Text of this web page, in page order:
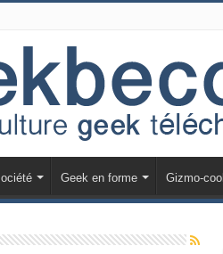
Geek en forme Gizmo-cool